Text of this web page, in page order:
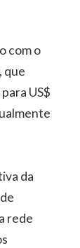
com o
que
US$
da
rede